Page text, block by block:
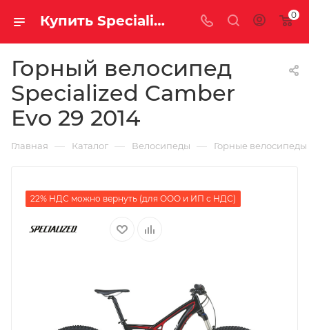
Купить Specialized Camber Evo 29 2014 за рублей, а со скидкой 0
Горный велосипед
Specialized Camber
Evo 29 2014
Главная — Каталог — Велосипеды — Горные велосипеды
22% НДС можно вернуть (для ООО и ИП с НДС)